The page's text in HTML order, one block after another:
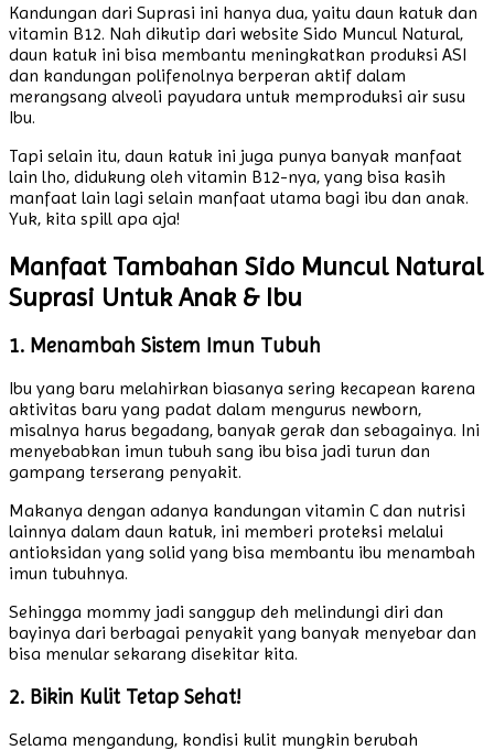
Kandungan dari Suprasi ini hanya dua, yaitu daun katuk dan
vitamin B12. Nah dikutip dari website Sido Muncul Natural,
daun katuk ini bisa membantu meningkatkan produksi ASI
dan kandungan polifenolnya berperan aktif dalam
merangsang alveoli payudara untuk memproduksi air susu
Ibu.
Tapi selain itu, daun katuk ini juga punya banyak manfaat
lain lho, didukung oleh vitamin B12-nya, yang bisa kasih
manfaat lain lagi selain manfaat utama bagi ibu dan anak.
Yuk, kita spill apa aja!
Manfaat Tambahan Sido Muncul Natural
Suprasi Untuk Anak & Ibu
1. Menambah Sistem Imun Tubuh
Ibu yang baru melahirkan biasanya sering kecapean karena
aktivitas baru yang padat dalam mengurus newborn,
misalnya harus begadang, banyak gerak dan sebagainya. Ini
menyebabkan imun tubuh sang ibu bisa jadi turun dan
gampang terserang penyakit.
Makanya dengan adanya kandungan vitamin C dan nutrisi
lainnya dalam daun katuk, ini memberi proteksi melalui
antioksidan yang solid yang bisa membantu ibu menambah
imun tubuhnya.
Sehingga mommy jadi sanggup deh melindungi diri dan
bayinya dari berbagai penyakit yang banyak menyebar dan
bisa menular sekarang disekitar kita.
2. Bikin Kulit Tetap Sehat!
Selama mengandung, kondisi kulit mungkin berubah